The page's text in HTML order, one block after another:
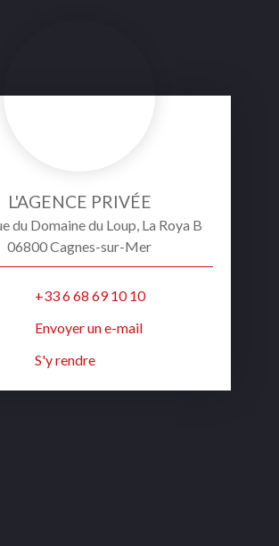
L'AGENCE PRIVÉE
du Domaine du Loup, La Roya B
06800 Cagnes-sur-Mer
+33 6 68 69 10 10
Envoyer un e-mail
S'y rendre